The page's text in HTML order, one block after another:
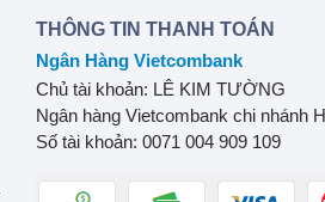
THÔNG TIN THANH TOÁN
Ngân Hàng Vietcombank
Chủ tài khoản: LÊ KIM TƯỜNG
Ngân hàng Vietcombank chi nhánh
Số tài khoản: 0071 004 909 109